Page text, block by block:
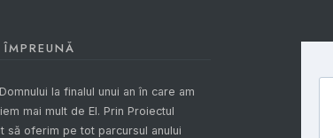
la finalul unui an în care am
mai mult de El. Prin Proiectul
să oferim pe tot parcursul anului